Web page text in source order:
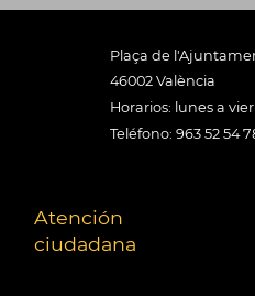
Plaça de
46002 València
Horarios: lunes a
Teléfono: 963 52 54
Atención
ciudadana